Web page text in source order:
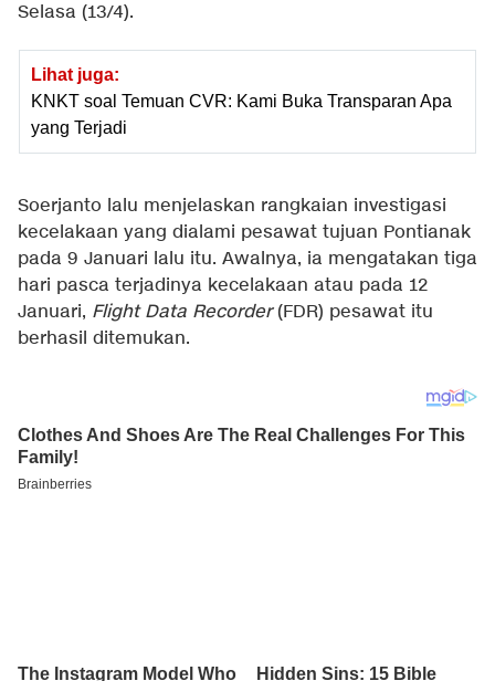
Selasa (13/4).
Lihat juga:
KNKT soal Temuan CVR: Kami Buka Transparan Apa
yang Terjadi
Soerjanto lalu menjelaskan rangkaian investigasi
kecelakaan yang dialami pesawat tujuan Pontianak
pada 9 Januari lalu itu. Awalnya, ia mengatakan tiga
hari pasca terjadinya kecelakaan atau pada 12
Januari, Flight Data Recorder(FDR) pesawat itu
berhasil ditemukan.